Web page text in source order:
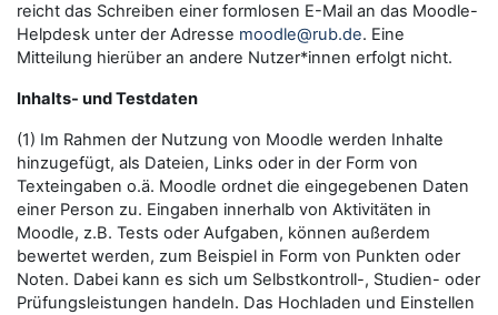
reicht das Schreiben einer formlosen E-Mail an das Moodle-
Helpdesk unter der Adresse moodle@rub.de. Eine
Mitteilung hierüber an andere Nutzer*innen erfolgt nicht.
Inhalts- und Testdaten
(1) Im Rahmen der Nutzung von Moodle werden Inhalte
hinzugefügt, als Dateien, Links oder in der Form von
Texteingaben o.ä. Moodle ordnet die eingegebenen Daten
einer Person zu. Eingaben innerhalb von Aktivitäten in
Moodle, z.B. Tests oder Aufgaben, können außerdem
bewertet werden, zum Beispiel in Form von Punkten oder
Noten. Dabei kann es sich um Selbstkontroll-, Studien- oder
Prüfungsleistungen handeln. Das Hochladen und Einstellen